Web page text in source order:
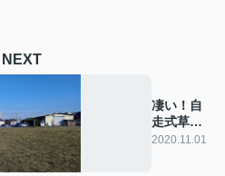
NEXT
凄い！自
走式草刈
機！
2020.11.01